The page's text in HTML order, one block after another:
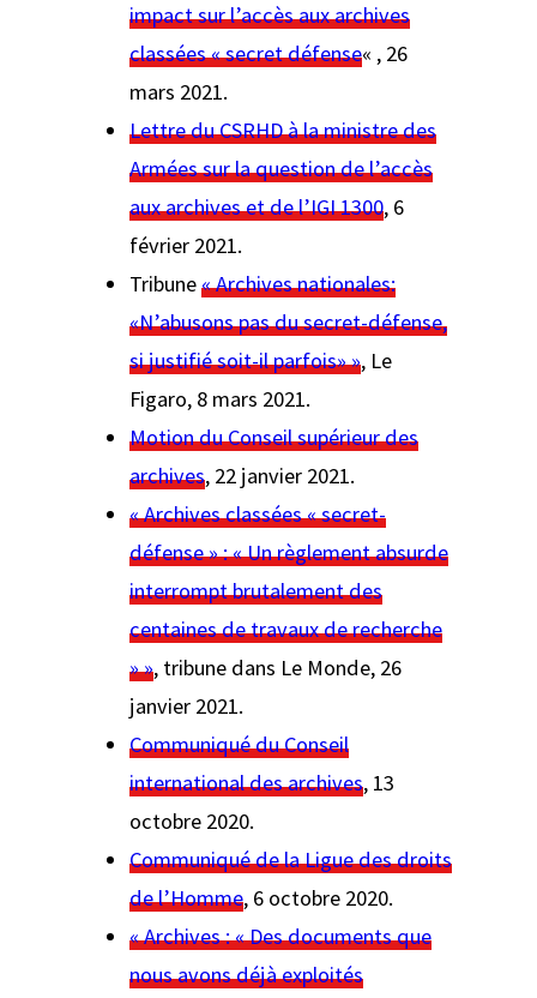
impact sur l’accès aux archives
classées « secret défense« , 26
mars 2021.
Lettre du CSRHD à la ministre des
Armées sur la question de l’accès
aux archives et de l’IGI 1300, 6
février 2021.
Tribune« Archives nationales:
«N’abusons pas du secret-défense,
si justifié soit-il parfois» », Le
Figaro, 8 mars 2021.
Motion du Conseil supérieur des
archives, 22 janvier 2021.
« Archives classées « secret-
défense » : « Un règlement absurde
interrompt brutalement des
centaines de travaux de recherche
» », tribune dans Le Monde, 26
janvier 2021.
Communiqué du Conseil
international des archives, 13
octobre 2020.
Communiqué de la Ligue des droits
de l’Homme, 6 octobre 2020.
« Archives : « Des documents que
nous avons déjà exploités